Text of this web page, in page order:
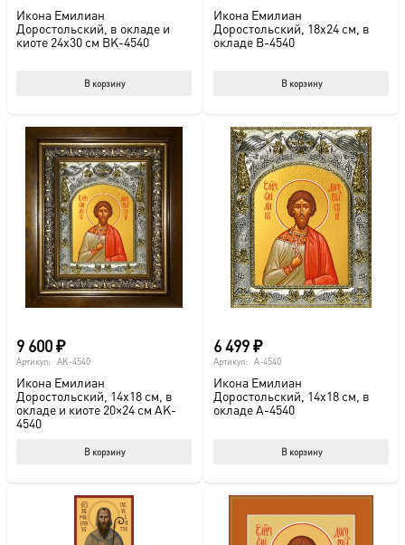
Икона Емилиан
Доростольский, в окладе и
киоте 24х30 см BK-4540
В корзину
Икона Емилиан
Доростольский, 18х24 см, в
окладе B-4540
В корзину
9 600₽
Артикул: AK-4540
Икона Емилиан
Доростольский, 14х18 см, в
окладе и киоте 20×24 см AK-
4540
В корзину
6 499₽
Артикул: A-4540
Икона Емилиан
Доростольский, 14х18 см, в
окладе A-4540
В корзину